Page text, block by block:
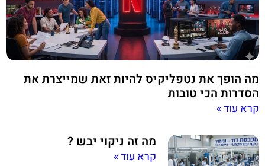
מה הופך את נטפליקיס להיות זאת שמייצרת את
הסדרות הכי טובות
קרא עוד »
מה זה ניקוי יבש ?
קרא עוד »